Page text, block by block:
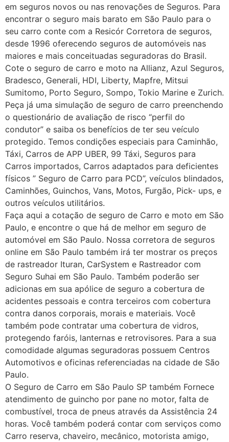
em seguros novos ou nas renovações de Seguros. Para
encontrar o seguro mais barato em São Paulo para o
seu carro conte com a Resicór Corretora de seguros,
desde 1996 oferecendo seguros de automóveis nas
maiores e mais conceituadas seguradoras do Brasil.
Cote o seguro de carro e moto na Allianz, Azul Seguros,
Bradesco, Generali, HDI, Liberty, Mapfre, Mitsui
Sumitomo, Porto Seguro, Sompo, Tokio Marine e Zurich.
Peça já uma simulação de seguro de carro preenchendo
o questionário de avaliação de risco “perfil do
condutor” e saiba os benefícios de ter seu veículo
protegido. Temos condições especiais para Caminhão,
Táxi, Carros de APP UBER, 99 Táxi, Seguros para
Carros importados, Carros adaptados para deficientes
físicos ” Seguro de Carro para PCD”, veículos blindados,
Caminhões, Guinchos, Vans, Motos, Furgão, Pick- ups, e
outros veículos utilitários.
Faça aqui a cotação de seguro de Carro e moto em São
Paulo, e encontre o que há de melhor em seguro de
automóvel em São Paulo. Nossa corretora de seguros
online em São Paulo também irá ter mostrar os preços
de rastreador Ituran, CarSystem e Rastreador com
Seguro Suhai em São Paulo. Também poderão ser
adicionas em sua apólice de seguro a cobertura de
acidentes pessoais e contra terceiros com cobertura
contra danos corporais, morais e materiais. Você
também pode contratar uma cobertura de vidros,
protegendo faróis, lanternas e retrovisores. Para a sua
comodidade algumas seguradoras possuem Centros
Automotivos e oficinas referenciadas na cidade de São
Paulo.
O Seguro de Carro em São Paulo SP também Fornece
atendimento de guincho por pane no motor, falta de
combustível, troca de pneus através da Assistência 24
horas. Você também poderá contar com serviços como
Carro reserva, chaveiro, mecânico, motorista amigo,